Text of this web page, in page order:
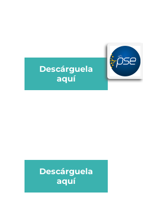
Descárguela
aquí
Descárguela
aquí